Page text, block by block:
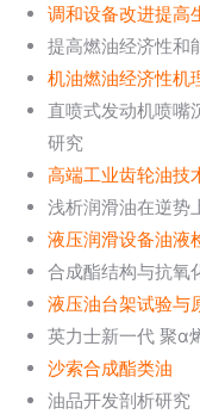
调和设备改进提高
提高燃油经济性和
机油燃油经济性机
直喷式发动机喷嘴
研究
高端工业齿轮油技
浅析润滑油在逆势
液压润滑设备油液
合成酯结构与抗氧
液压油台架试验与
英力士新一代 聚α
沙索合成酯类油
油品开发剖析研究